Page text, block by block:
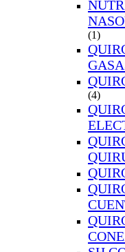
(1)
(4)